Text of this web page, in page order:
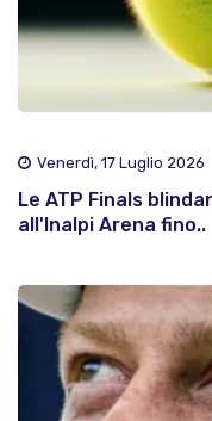
Venerdì, 17 Luglio 2026
Le ATP Finals
all'Inalpi Arena fino..